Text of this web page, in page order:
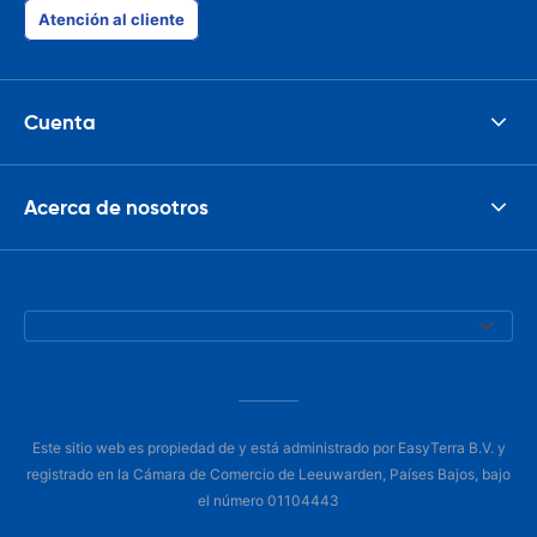
Atención al cliente
Cuenta
Acerca de nosotros
Este sitio web es propiedad de y está administrado por EasyTerra B.V. y
registrado en la Cámara de Comercio de Leeuwarden, Países Bajos, bajo
el número 01104443